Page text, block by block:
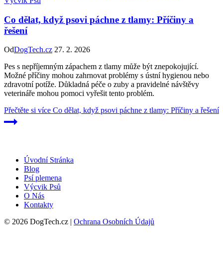
Co dělat, když psovi páchne z tlamy: Příčiny a
řešení
OdDogTech.cz 27. 2. 2026
Pes s nepříjemným zápachem z tlamy může být znepokojující.
Možné příčiny mohou zahrnovat problémy s ústní hygienou nebo
zdravotní potíže. Důkladná péče o zuby a pravidelné návštěvy
veterináře mohou pomoci vyřešit tento problém.
Přečtěte si více Co dělat, když psovi páchne z tlamy: Příčiny a řešení
Úvodní Stránka
Blog
Psí plemena
Výcvik Psů
O Nás
Kontakty
© 2026 DogTech.cz | Ochrana Osobních Údajů